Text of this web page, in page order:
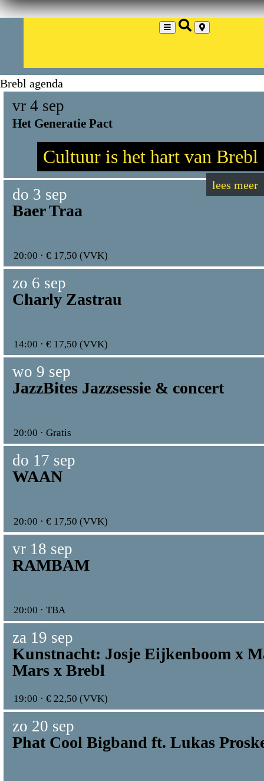
Cultuur is het hart van Brebl
lees meer
Brebl agenda
vr 4 sep
Het Generatie Pact
do 3 sep
Baer Traa
20:00 · € 17,50 (VVK)
zo 6 sep
Charly Zastrau
14:00 · € 17,50 (VVK)
wo 9 sep
JazzBites Jazzsessie & concert
20:00 · Gratis
do 17 sep
WAAN
20:00 · € 17,50 (VVK)
vr 18 sep
RAMBAM
20:00 · TBA
za 19 sep
Kunstnacht: Josje Eijkenboom x
Mars x Brebl
19:00 · € 22,50 (VVK)
zo 20 sep
Phat Cool Bigband ft. Lukas